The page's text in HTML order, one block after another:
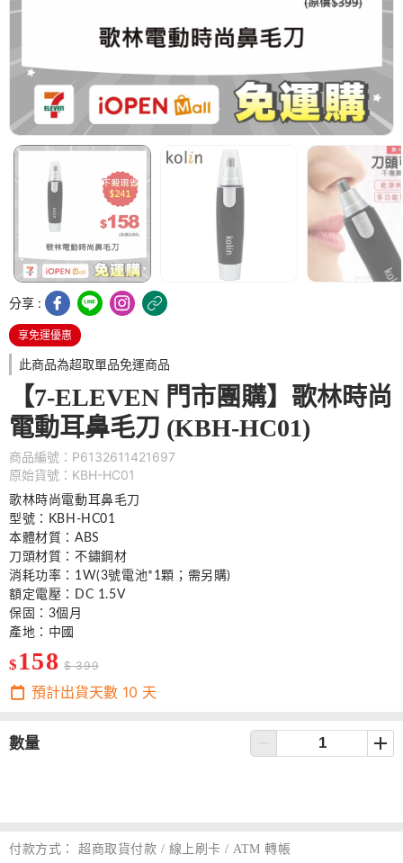
分享 :
享免運優惠
此商品為超取單品免運商品
【7-ELEVEN 門市團購】歌林時尚
電動耳鼻毛刀 (KBH-HC01)
商品編號：P6132611421697
原始貨號：KBH-HC01
歌林時尚電動耳鼻毛刀
型號：KBH-HC01
本體材質：ABS
刀頭材質：不鏽鋼材
消耗功率：1W(3號電池*1顆；需另購)
額定電壓：DC 1.5V
保固：3個月
產地：中國
$ 158 $ 399
預計出貨天數 10 天
數量
付款方式：
超商取貨付款 / 線上刷卡 / ATM 轉帳